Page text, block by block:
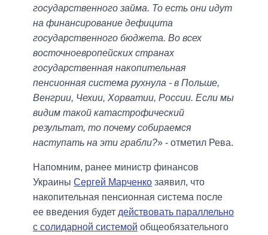
государственного займа. То есть они идут
на финансирование дефицита
государственного бюджета. Во всех
восточноевропейских странах
государственная накопительная
пенсионная система рухнула - в Польше,
Венгрии, Чехии, Хорватии, России. Если мы
видим такой катастрофический
результат, то почему собираемся
наступать на эти грабли?» - отметил Рева.
Напомним, ранее министр финансов
Украины Сергей Марченко заявил, что
накопительная пенсионная система после
ее введения будет действовать параллельно
с солидарной системой общеобязательного